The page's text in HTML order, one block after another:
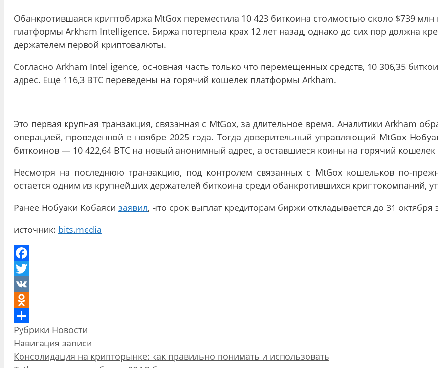
Обанкротившаяся криптобиржа MtGox переместила 10 423 биткоина стоимостью около $739
платформы Arkham Intelligence. Биржа потерпела крах 12 лет назад, однако до сих пор должна
держателем первой криптовалюты.
Согласно Arkham Intelligence, основная часть только что перемещенных средств, 10 306,35
адрес. Еще 116,3 BTC переведены на горячий кошелек платформы Arkham.
Это первая крупная транзакция, связанная с MtGox, за длительное время. Аналитики Arkham
операцией, проведенной в ноябре 2025 года. Тогда доверительный управляющий MtGox
биткоинов — 10 422,64 BTC на новый анонимный адрес, а оставшиеся коины на горячий кошелек
Несмотря на последнюю транзакцию, под контролем связанных с MtGox кошельков по-
остается одним из крупнейших держателей биткоина среди обанкротившихся криптокомпаний,
Ранее Нобуаки Кобаяси заявил, что срок выплат кредиторам биржи откладывается до 31 октября
источник: bits.media
Facebook
Twitter
VK
Odnoklassniki
Отправить
Рубрики Новости
Навигация записи
Консолидация на крипторынке: как правильно понимать и использовать